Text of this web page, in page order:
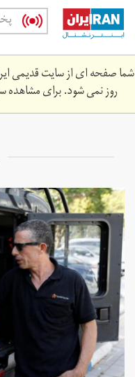
Skip
main
content
شما صفحه ای از سایت قدیمی
روز نمی شود. برای مشاهده